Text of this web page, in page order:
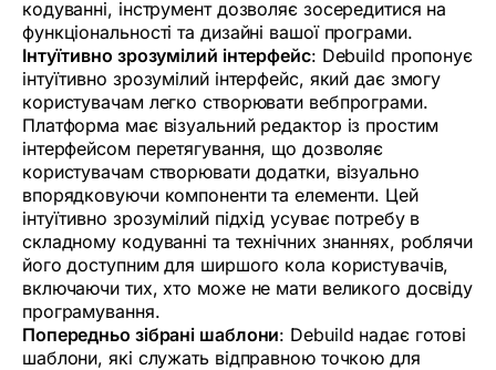
кодуванні, інструмент дозволяє зосередитися на
функціональності та дизайні вашої програми.
Інтуїтивно зрозумілий інтерфейс: Debuild пропонує
інтуїтивно зрозумілий інтерфейс, який дає змогу
користувачам легко створювати вебпрограми.
Платформа має візуальний редактор із простим
інтерфейсом перетягування, що дозволяє
користувачам створювати додатки, візуально
впорядковуючи компоненти та елементи. Цей
інтуїтивно зрозумілий підхід усуває потребу в
складному кодуванні та технічних знаннях, роблячи
його доступним для ширшого кола користувачів,
включаючи тих, хто може не мати великого досвіду
програмування.
Попередньо зібрані шаблони: Debuild надає готові
шаблони, які служать відправною точкою для